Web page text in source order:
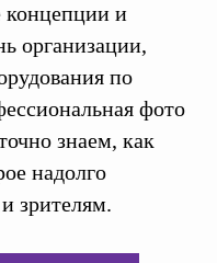
концепции и
организации,
по
фото
знаем, как
надолго
зрителям.